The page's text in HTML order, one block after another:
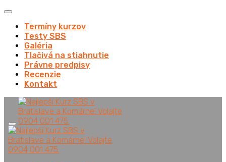
Termíny kurzov
Testy SBS
Galéria
Tlačivá na stiahnutie
Právne predpisy
Recenzie
Kontakt